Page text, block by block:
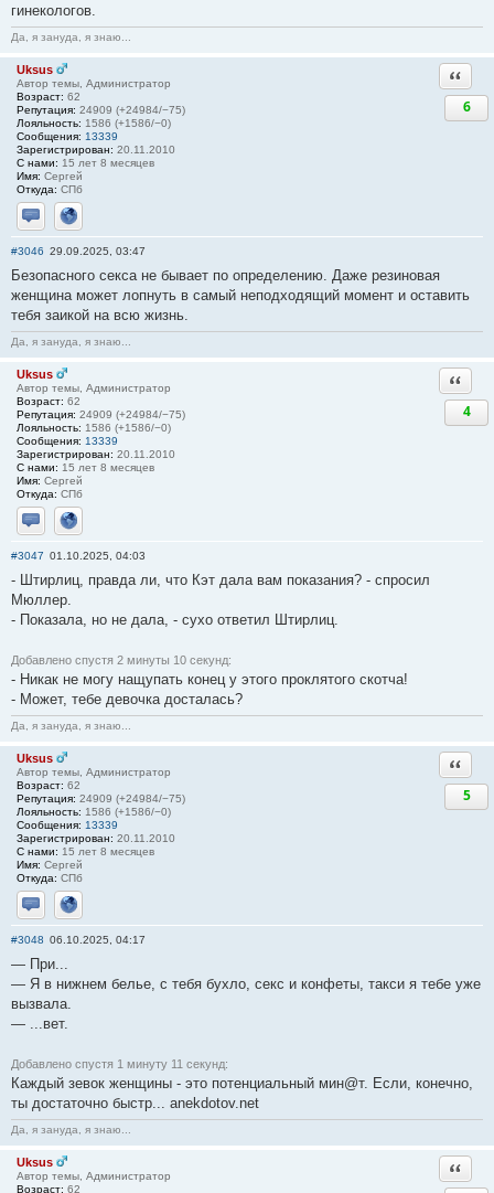
гинекологов.
Да, я зануда, я знаю...
Uksus
Автор темы, Администратор
Возраст: 62
Репутация: 24909 (+24984/−75)
Лояльность: 1586 (+1586/−0)
Сообщения: 13339
Зарегистрирован: 20.11.2010
С нами: 15 лет 8 месяцев
Имя: Сергей
Откуда: СПб
Отправить личное сообщение
Сайт
6
#3046 29.09.2025, 03:47
Безопасного ceкса не бывает по определению. Даже резиновая
женщина может лопнуть в самый неподходящий момент и оставить
тебя заикой на всю жизнь.
Да, я зануда, я знаю...
Uksus
Автор темы, Администратор
Возраст: 62
Репутация: 24909 (+24984/−75)
Лояльность: 1586 (+1586/−0)
Сообщения: 13339
Зарегистрирован: 20.11.2010
С нами: 15 лет 8 месяцев
Имя: Сергей
Откуда: СПб
Отправить личное сообщение
Сайт
4
#3047 01.10.2025, 04:03
- Штирлиц, правда ли, что Кэт дала вам показания? - спросил
Мюллер.
- Показала, но не дала, - сухо ответил Штирлиц.
Добавлено спустя 2 минуты 10 секунд:
- Никак не могу нащупать конец у этого проклятого скотча!
- Может, тебе девочка досталась?
Да, я зануда, я знаю...
Uksus
Автор темы, Администратор
Возраст: 62
Репутация: 24909 (+24984/−75)
Лояльность: 1586 (+1586/−0)
Сообщения: 13339
Зарегистрирован: 20.11.2010
С нами: 15 лет 8 месяцев
Имя: Сергей
Откуда: СПб
Отправить личное сообщение
Сайт
5
#3048 06.10.2025, 04:17
— При...
— Я в нижнем белье, с тебя бухло, ceкc и конфеты, такси я тебе уже
вызвала.
— ...вет.
Добавлено спустя 1 минуту 11 секунд:
Каждый зевок женщины - это потенциальный мин@т. Если, конечно,
ты достаточно быстр... anekdotov.net
Да, я зануда, я знаю...
Uksus
Автор темы, Администратор
Возраст: 62